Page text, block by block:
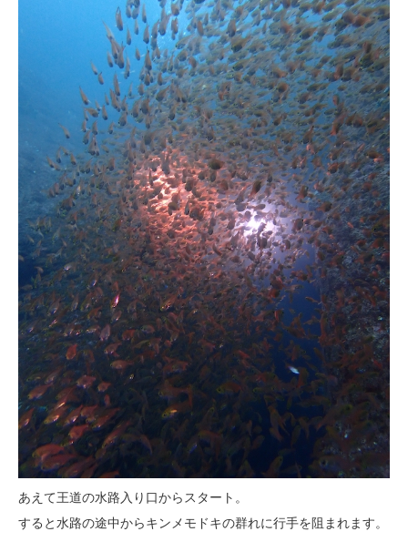
あえて王道の水路入り口からスタート。
すると水路の途中からキンメモドキの群れに行手を阻まれます。